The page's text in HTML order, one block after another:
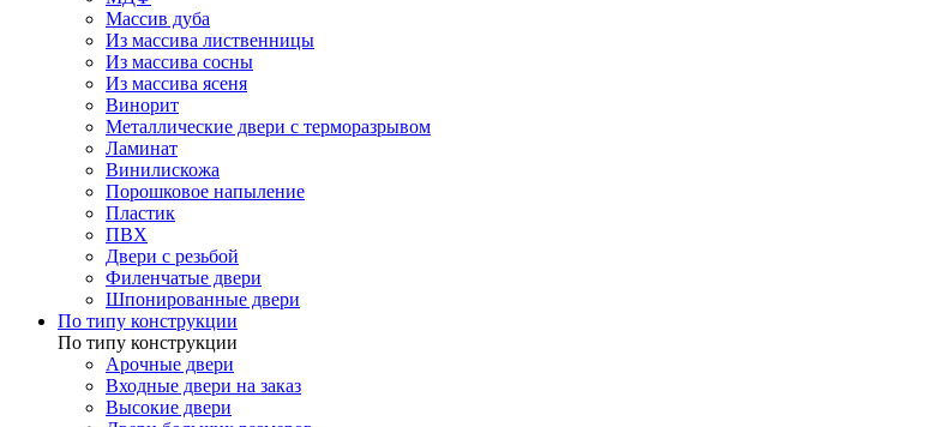
Массив дуба
Из массива лиственницы
Из массива сосны
Из массива ясеня
Винорит
Металлические двери с терморазрывом
Ламинат
Винилискожа
Порошковое напыление
Пластик
ПВХ
Двери с резьбой
Филенчатые двери
Шпонированные двери
По типу конструкции
По типу конструкции
Арочные двери
Входные двери на заказ
Высокие двери